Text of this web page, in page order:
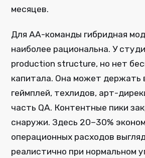
месяцев.
Для AA-команды гибридная
наиболее рациональна. У
production structure, но нет
капитала. Она может держать
геймплей, техлидов, арт-
часть QA. Контентные пики
снаружи. Здесь 20–30%
операционных расходов
реалистично при нормальном